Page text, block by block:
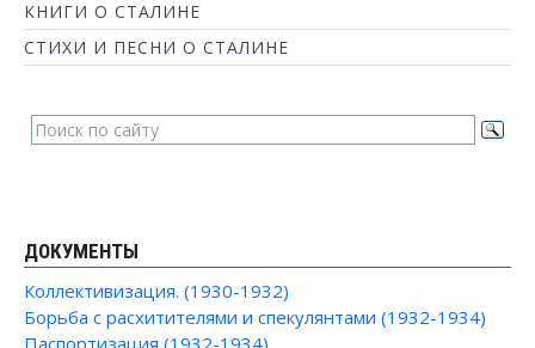
КНИГИ О СТАЛИНЕ
СТИХИ И ПЕСНИ О СТАЛИНЕ
ДОКУМЕНТЫ
Коллективизация. (1930-1932)
Борьба с расхитителями и спекулянтами (1932-1934)
Паспортизация (1932-1934)